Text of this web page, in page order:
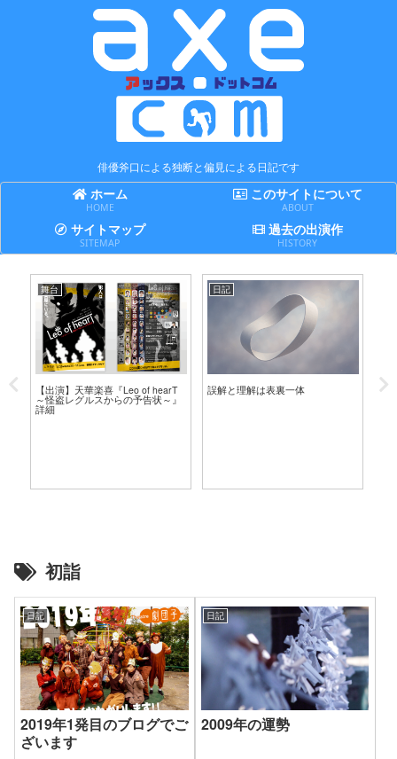
俳優斧口による独断と偏見による日記です
ホーム
HOME
このサイトについて
ABOUT
サイトマップ
SITEMAP
過去の出演作
HISTORY
舞台
【出演】天華楽喜『Leo of hearT
～怪盗レグルスからの予告状～』
詳細
日記
誤解と理解は表裏一体
初詣
日記
2019年1発目のブログでご
ざいます
日記
2009年の運勢